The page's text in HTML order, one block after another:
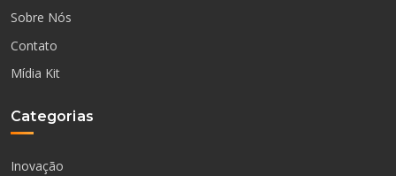
Sobre Nós
Contato
Mídia Kit
Categorias
Inovação